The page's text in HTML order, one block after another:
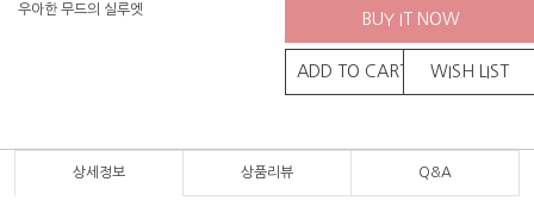
우아한 무드의 실루엣
BUY IT NOW
ADD TO CART WISH LIST
상세정보 상품리뷰 Q&A